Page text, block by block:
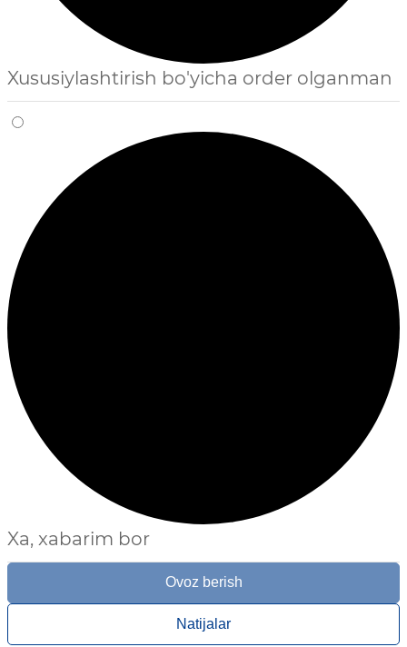
Xususiylashtirish bo'yicha order olganman
Xa, xabarim bor
Ovoz berish
Natijalar